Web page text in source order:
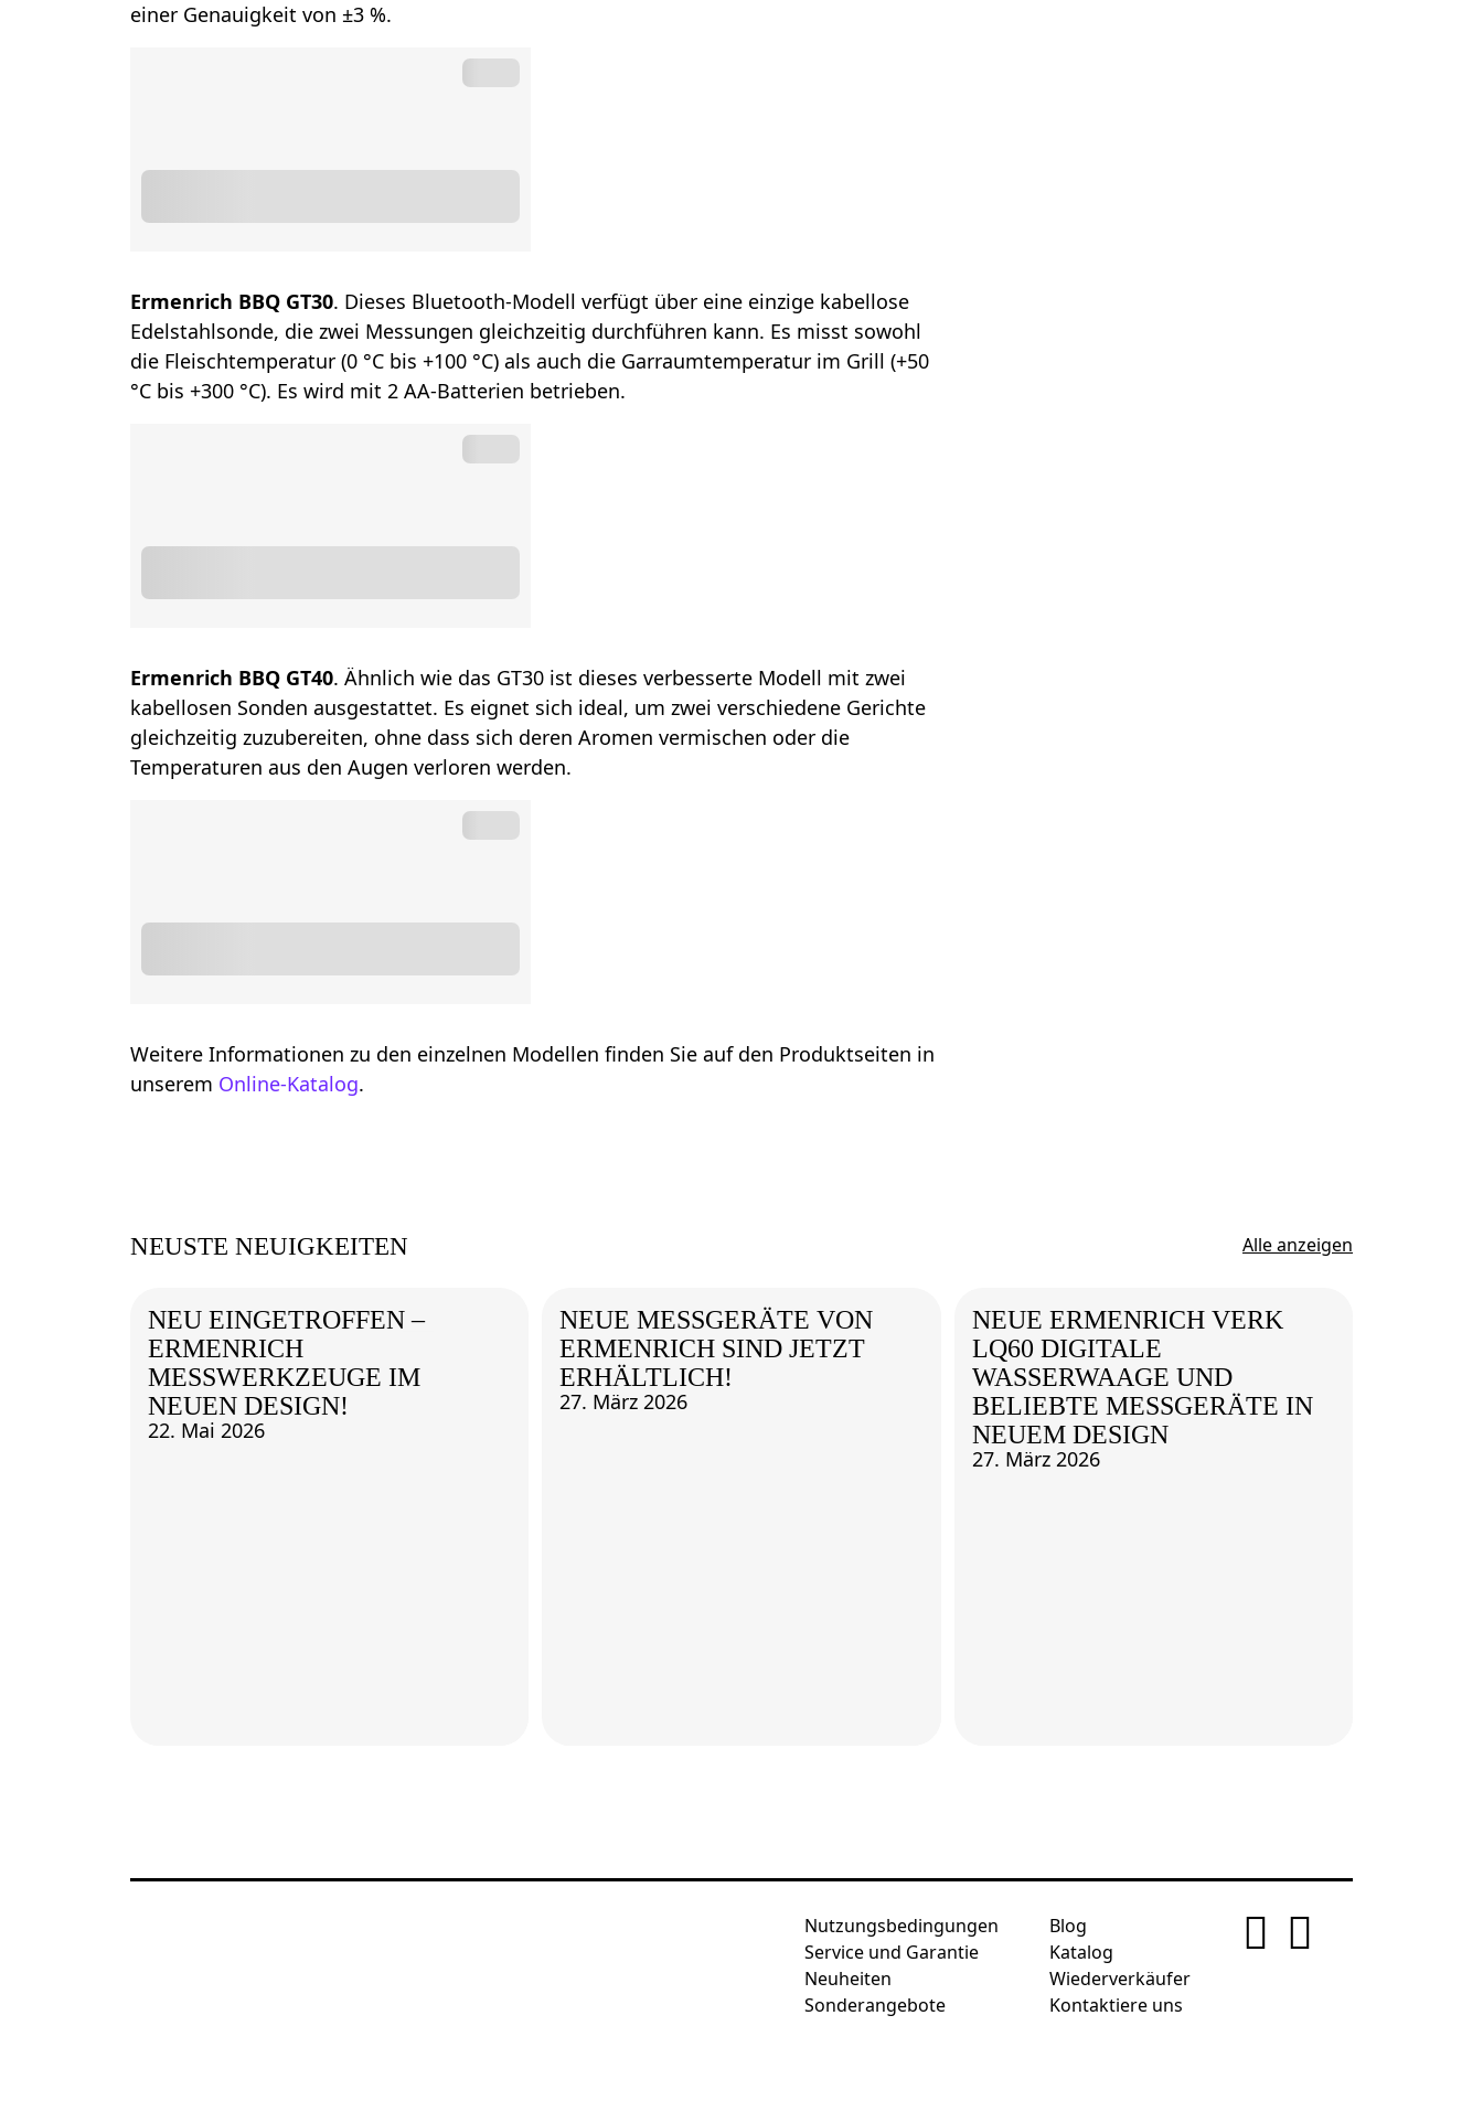
einer Genauigkeit von ±3 %.
Ermenrich BBQ GT30. Dieses Bluetooth-Modell verfügt über eine einzige kabellose
Edelstahlsonde, die zwei Messungen gleichzeitig durchführen kann. Es misst sowohl
die Fleischtemperatur (0 °C bis +100 °C) als auch die Garraumtemperatur im Grill (+50
°C bis +300 °C). Es wird mit 2 AA-Batterien betrieben.
Ermenrich BBQ GT40. Ähnlich wie das GT30 ist dieses verbesserte Modell mit zwei
kabellosen Sonden ausgestattet. Es eignet sich ideal, um zwei verschiedene Gerichte
gleichzeitig zuzubereiten, ohne dass sich deren Aromen vermischen oder die
Temperaturen aus den Augen verloren werden.
Weitere Informationen zu den einzelnen Modellen finden Sie auf den Produktseiten in
unserem Online-Katalog.
NEUSTE NEUIGKEITEN Alle anzeigen
Nutzungsbedingungen
Service und Garantie
Neuheiten
Sonderangebote
Blog
Katalog
Wiederverkäufer
Kontaktiere uns